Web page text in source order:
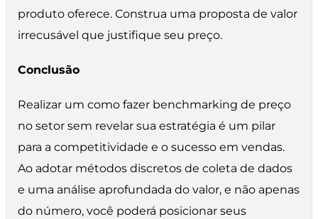
produto oferece. Construa uma proposta de valor
irrecusável que justifique seu preço.
Conclusão
Realizar um como fazer benchmarking de preço
no setor sem revelar sua estratégia é um pilar
para a competitividade e o sucesso em vendas.
Ao adotar métodos discretos de coleta de dados
e uma análise aprofundada do valor, e não apenas
do número, você poderá posicionar seus